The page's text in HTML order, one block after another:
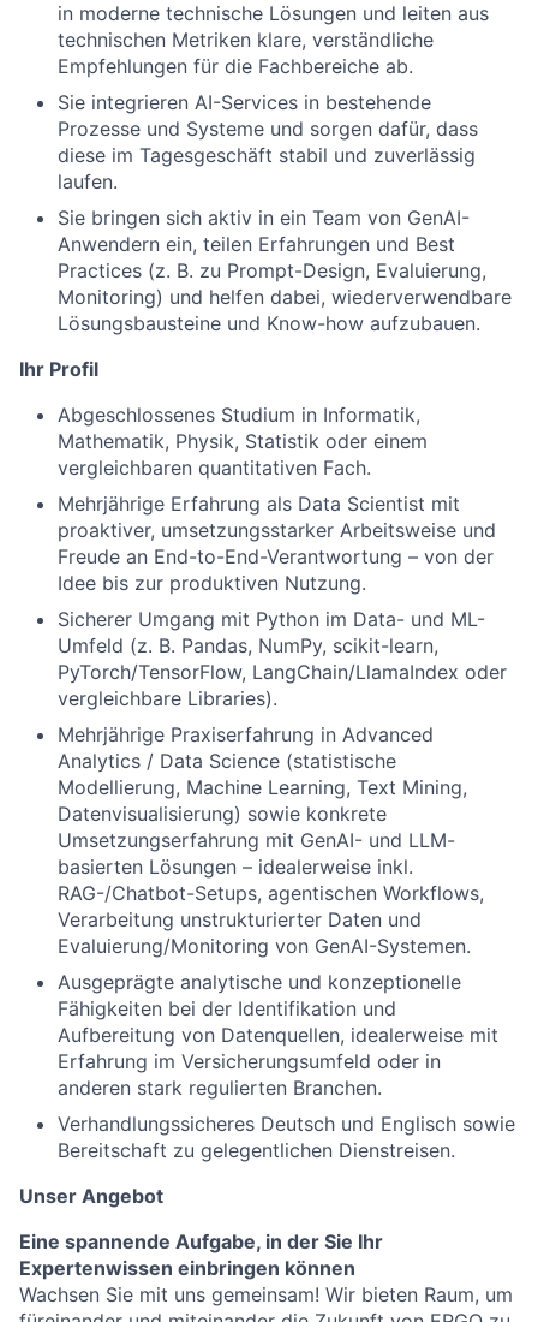
in moderne technische Lösungen und leiten aus
technischen Metriken klare, verständliche
Empfehlungen für die Fachbereiche ab.
Sie integrieren AI-Services in bestehende
Prozesse und Systeme und sorgen dafür, dass
diese im Tagesgeschäft stabil und zuverlässig
laufen.
Sie bringen sich aktiv in ein Team von GenAI-
Anwendern ein, teilen Erfahrungen und Best
Practices (z. B. zu Prompt-Design, Evaluierung,
Monitoring) und helfen dabei, wiederverwendbare
Lösungsbausteine und Know-how aufzubauen.
Ihr Profil
Abgeschlossenes Studium in Informatik,
Mathematik, Physik, Statistik oder einem
vergleichbaren quantitativen Fach.
Mehrjährige Erfahrung als Data Scientist mit
proaktiver, umsetzungsstarker Arbeitsweise und
Freude an End-to-End-Verantwortung – von der
Idee bis zur produktiven Nutzung.
Sicherer Umgang mit Python im Data- und ML-
Umfeld (z. B. Pandas, NumPy, scikit-learn,
PyTorch/TensorFlow, LangChain/LlamaIndex oder
vergleichbare Libraries).
Mehrjährige Praxiserfahrung in Advanced
Analytics / Data Science (statistische
Modellierung, Machine Learning, Text Mining,
Datenvisualisierung) sowie konkrete
Umsetzungserfahrung mit GenAI- und LLM-
basierten Lösungen – idealerweise inkl.
RAG-/Chatbot-Setups, agentischen Workflows,
Verarbeitung unstrukturierter Daten und
Evaluierung/Monitoring von GenAI-Systemen.
Ausgeprägte analytische und konzeptionelle
Fähigkeiten bei der Identifikation und
Aufbereitung von Datenquellen, idealerweise mit
Erfahrung im Versicherungsumfeld oder in
anderen stark regulierten Branchen.
Verhandlungssicheres Deutsch und Englisch sowie
Bereitschaft zu gelegentlichen Dienstreisen.
Unser Angebot
Eine spannende Aufgabe, in der Sie Ihr
Expertenwissen einbringen können
Wachsen Sie mit uns gemeinsam! Wir bieten Raum, um